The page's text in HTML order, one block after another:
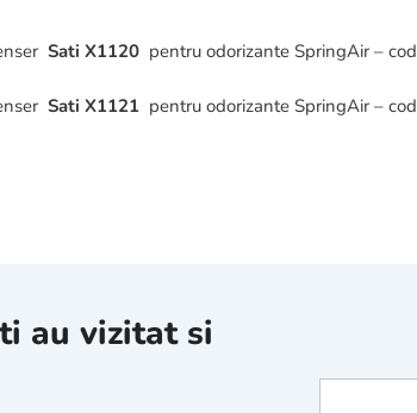
Sati X1120 pentru odorizante SpringAir – cod
Sati X1121 pentru odorizante SpringAir – cod
au vizitat si